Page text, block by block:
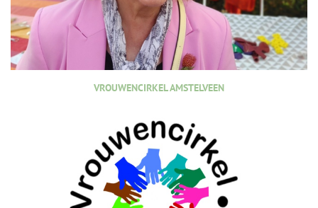
VROUWENCIRKEL AMSTELVEEN